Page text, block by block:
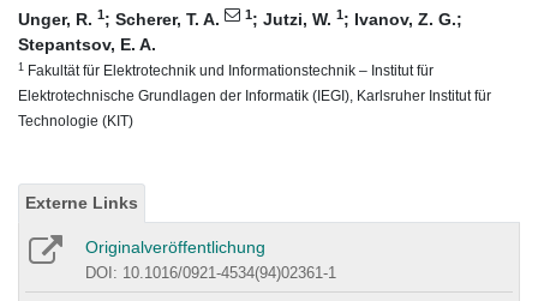
Unger, R. 1; Scherer, T. A. 1; Jutzi, W. 1; Ivanov, Z. G.;
Stepantsov, E. A.
1 Fakultät für Elektrotechnik und Informationstechnik – Institut für
Elektrotechnische Grundlagen der Informatik (IEGI), Karlsruher Institut für
Technologie (KIT)
Externe Links
Originalveröffentlichung
DOI: 10.1016/0921-4534(94)02361-1